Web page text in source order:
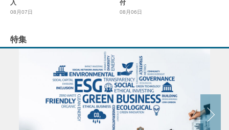
入
08月07日
付
08月06日
特集